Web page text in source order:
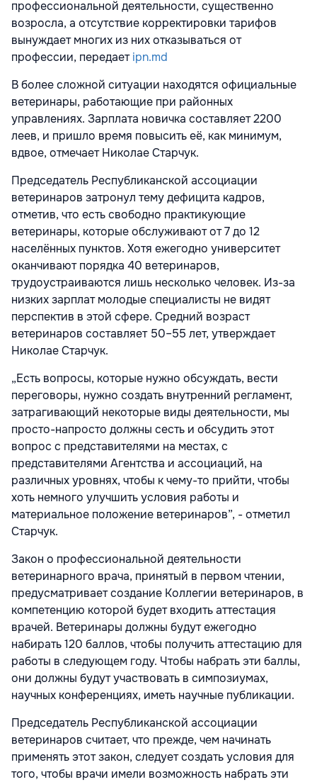
профессиональной деятельности, существенно
возросла, а отсутствие корректировки тарифов
вынуждает многих из них отказываться от
профессии, передаетipn.md
В более сложной ситуации находятся официальные
ветеринары, работающие при районных
управлениях. Зарплата новичка составляет 2200
леев, и пришло время повысить её, как минимум,
вдвое, отмечает Николае Старчук.
Председатель Республиканской ассоциации
ветеринаров затронул тему дефицита кадров,
отметив, что есть свободно практикующие
ветеринары, которые обслуживают от 7 до 12
населённых пунктов. Хотя ежегодно университет
оканчивают порядка 40 ветеринаров,
трудоустраиваются лишь несколько человек. Из-за
низких зарплат молодые специалисты не видят
перспектив в этой сфере. Средний возраст
ветеринаров составляет 50–55 лет, утверждает
Николае Старчук.
„Есть вопросы, которые нужно обсуждать, вести
переговоры, нужно создать внутренний регламент,
затрагивающий некоторые виды деятельности, мы
просто-напросто должны сесть и обсудить этот
вопрос с представителями на местах, с
представителями Агентства и ассоциаций, на
различных уровнях, чтобы к чему-то прийти, чтобы
хоть немного улучшить условия работы и
материальное положение ветеринаров”, - отметил
Старчук.
Закон о профессиональной деятельности
ветеринарного врача, принятый в первом чтении,
предусматривает создание Коллегии ветеринаров, в
компетенцию которой будет входить аттестация
врачей. Ветеринары должны будут ежегодно
набирать 120 баллов, чтобы получить аттестацию для
работы в следующем году. Чтобы набрать эти баллы,
они должны будут участвовать в симпозиумах,
научных конференциях, иметь научные публикации.
Председатель Республиканской ассоциации
ветеринаров считает, что прежде, чем начинать
применять этот закон, следует создать условия для
того, чтобы врачи имели возможность набрать эти